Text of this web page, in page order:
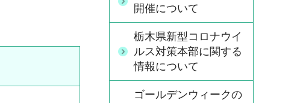
開催について
栃木県新型コロナウイ
ルス対策本部に関する
情報について
ゴールデンウィークの